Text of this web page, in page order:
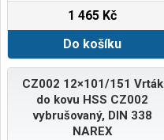
1 465 Kč
Do košíku
CZ002 12×101/151 Vrták
do kovu HSS CZ002
vybrušovaný, DIN 338
NAREX